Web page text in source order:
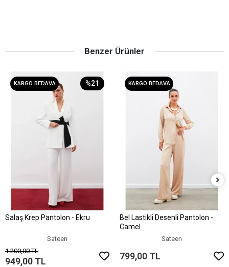
Benzer Ürünler
KARGO BEDAVA %21
Sepete Ekle
Salaş Krep Pantolon - Ekru
Sateen
1.200,00 TL
949,00 TL
KARGO BEDAVA
Sepete Ekle
Bel Lastikli Desenli Pantolon -
Camel
Sateen
799,00 TL